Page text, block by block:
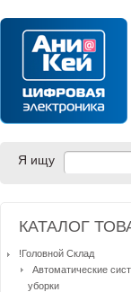
Я ищу
КАТАЛОГ
!Головной Склад
Автоматические
уборки